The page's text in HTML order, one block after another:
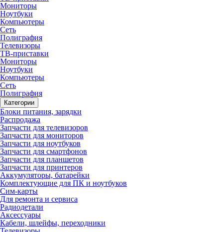
Мониторы
Ноутбуки
Компьютеры
Сеть
Полиграфия
Телевизоры
ТВ-приставки
Мониторы
Ноутбуки
Компьютеры
Сеть
Полиграфия
Категории
Блоки питания, зарядки
Распродажа
Запчасти для телевизоров
Запчасти для мониторов
Запчасти для ноутбуков
Запчасти для смартфонов
Запчасти для планшетов
Запчасти для принтеров
Аккумуляторы, батарейки
Комплектующие для ПК и ноутбуков
Сим-карты
Для ремонта и сервиса
Радиодетали
Аксессуары
Кабели, шлейфы, переходники